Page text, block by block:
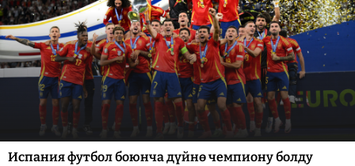
Испания футбол боюнча дүйнө чемпиону болду